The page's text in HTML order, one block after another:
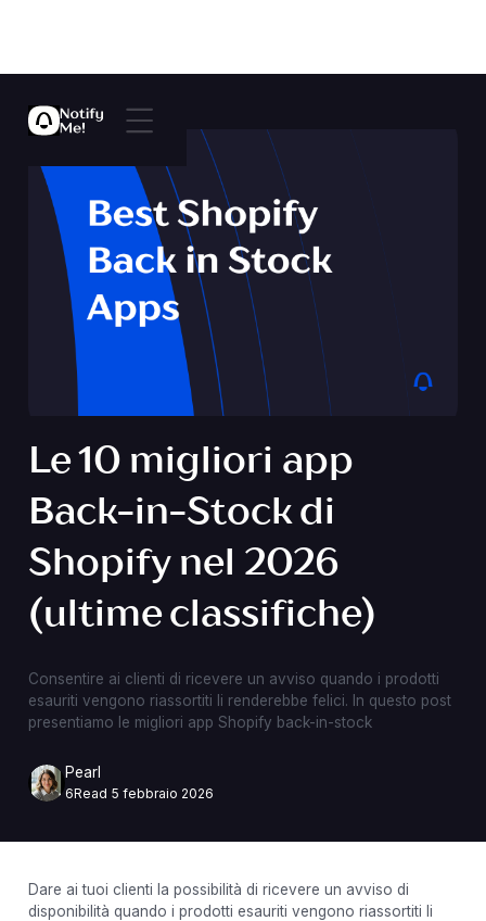
Le 10 migliori app
Back-in-Stock di
Shopify nel 2026
(ultime classifiche)
Consentire ai clienti di ricevere un avviso quando i prodotti
esauriti vengono riassortiti li renderebbe felici. In questo post
presentiamo le migliori app Shopify back-in-stock
Pearl
6Read 5 febbraio 2026
Dare ai tuoi clienti la possibilità di ricevere un avviso di
disponibilità quando i prodotti esauriti vengono riassortiti li